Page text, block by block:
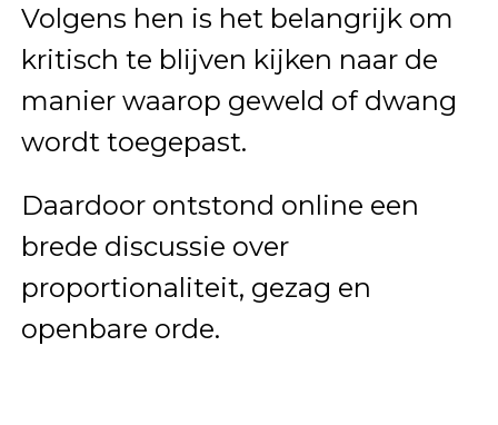
Volgens hen is het belangrijk om
kritisch te blijven kijken naar de
manier waarop geweld of dwang
wordt toegepast.
Daardoor ontstond online een
brede discussie over
proportionaliteit, gezag en
openbare orde.